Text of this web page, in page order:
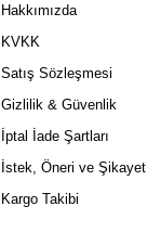
Hakkımızda
KVKK
Satış Sözleşmesi
Gizlilik & Güvenlik
İptal İade Şartları
İstek, Öneri ve Şikayet
Kargo Takibi